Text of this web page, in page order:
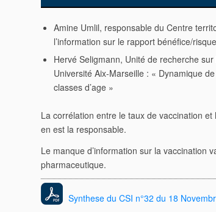
Amine Umlil, responsable du Centre
l’information sur le rapport bénéfice/
Hervé Seligmann, Unité de recherche
Université Aix-Marseille : « Dynamique
classes d’age »
La corrélation entre le taux de vaccination
en est la responsable.
Le manque d’information sur la vaccination
pharmaceutique.
Synthese du CSI n°32 du 18